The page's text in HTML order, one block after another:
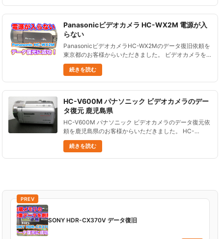
でした。......
Panasonicビデオカメラ HC-WX2M 電源が入
らない
PanasonicビデオカメラHC-WX2Mのデータ復旧依頼を
東京都のお客様からいただきました。 ビデオカメラを
水没させて故障し、電源が入らなくなった状況です。
電源が入らないビデオカメラPanasonic HC-WX2......
続きを読む
HC-V600M パナソニック ビデオカメラのデー
タ復元 鹿児島県
HC-V600M パナソニック ビデオカメラのデータ復元依
頼を鹿児島県のお客様からいただきました。 HC-
V600M パナソニック ビデオカメラのデータを操作ミス
で全て削除した。 その後は撮影せずにそのままの状態
を保持し......
続きを読む
PREV
SONY HDR-CX370V データ復旧